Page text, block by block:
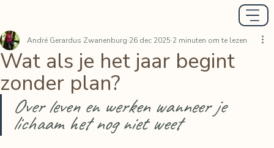
Wat als je het jaar begint
zonder plan?
André Gerardus Zwanenburg 26 dec 2025 2 minuten om te lezen
Over leven en werken wanneer je
lichaam het nog niet weet